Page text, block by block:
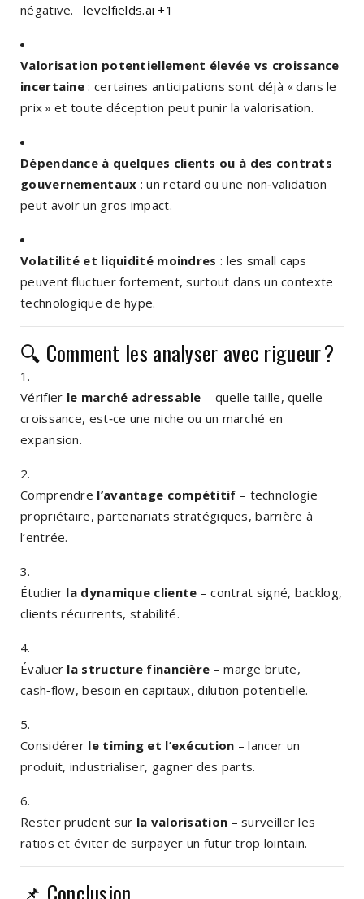
négative.
levelfields.ai +1
Valorisation potentiellement élevée vs croissance
incertaine : certaines anticipations sont déjà « dans le
prix » et toute déception peut punir la valorisation.
Dépendance à quelques clients ou à des contrats
gouvernementaux : un retard ou une non‑validation
peut avoir un gros impact.
Volatilité et liquidité moindres : les small caps
peuvent fluctuer fortement, surtout dans un contexte
technologique de hype.
🔍 Comment les analyser avec rigueur ?
Vérifier le marché adressable – quelle taille, quelle
croissance, est‑ce une niche ou un marché en
expansion.
Comprendre l’avantage compétitif – technologie
propriétaire, partenariats stratégiques, barrière à
l’entrée.
Étudier la dynamique cliente – contrat signé, backlog,
clients récurrents, stabilité.
Évaluer la structure financière – marge brute,
cash‑flow, besoin en capitaux, dilution potentielle.
Considérer le timing et l’exécution – lancer un
produit, industrialiser, gagner des parts.
Rester prudent sur la valorisation – surveiller les
ratios et éviter de surpayer un futur trop lointain.